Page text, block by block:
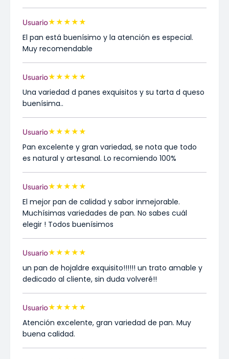
Usuario★★★★★
El pan está buenísimo y la atención es especial.
Muy recomendable
Usuario★★★★★
Una variedad d panes exquisitos y su tarta d queso
buenísima..
Usuario★★★★★
Pan excelente y gran variedad, se nota que todo
es natural y artesanal. Lo recomiendo 100%
Usuario★★★★★
El mejor pan de calidad y sabor inmejorable.
Muchísimas variedades de pan. No sabes cuál
elegir ! Todos buenísimos
Usuario★★★★★
un pan de hojaldre exquisito!!!!!! un trato amable y
dedicado al cliente, sin duda volveré!!
Usuario★★★★★
Atención excelente, gran variedad de pan. Muy
buena calidad.